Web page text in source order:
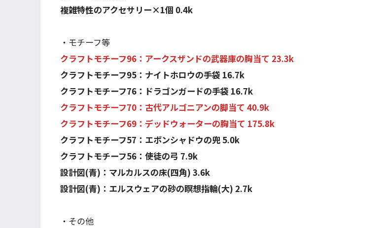
複雑特性のアクセサリー×1個 0.4k
・モチーフ等
クラフトモチーフ96：アークスザンドの武器庫の胸当て 23.3k
クラフトモチーフ95：ナイトホロウの手袋 16.7k
クラフトモチーフ76：ドラゴンガードの手袋 16.7k
クラフトモチーフ70：古代アルゴニアンの脚当て 40.9k
クラフトモチーフ69：デッドウォーターの胸当て 175.8k
クラフトモチーフ57：エボンシャドウの兜 5.0k
クラフトモチーフ56：使徒の弓 7.9k
設計図(青)：マルカルスの床(四角) 3.6k
設計図(青)：エルスウェアの砂の瞑想指輪(大) 2.7k
・その他